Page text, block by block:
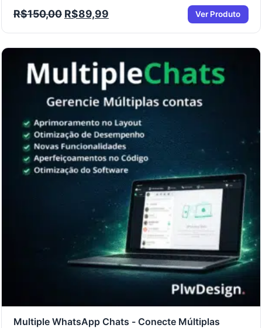
R$150,00 R$89,99 Ver Produto
Multiple WhatsApp Chats - Conecte Múltiplas